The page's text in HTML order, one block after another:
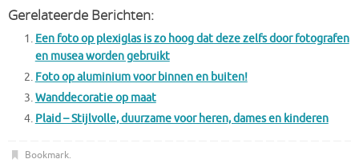
Gerelateerde Berichten:
Een foto op plexiglas is zo hoog dat deze zelfs door fotografen
en musea worden gebruikt
Foto op aluminium voor binnen en buiten!
Wanddecoratie op maat
Plaid – Stijlvolle, duurzame voor heren, dames en kinderen
Bookmark.